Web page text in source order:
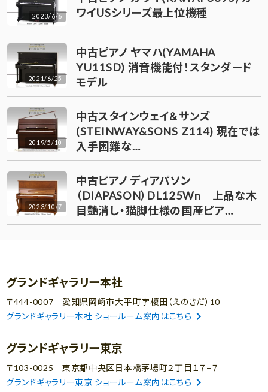
2023/6/6
ワイUSシリーズ最上位機種
2021/6/25
中古ピアノ ヤマハ(YAMAHA
YU11SD) 消音機能付！スタンダード
モデル
2019/5/10
中古スタインウェイ＆サンズ
(STEINWAY&SONS Z114) 現在では
入手困難な…
2023/10/7
中古ピアノ ディアパソン
（DIAPASON）DL125Wn 上品な木
目艶消し・猫脚仕様の国産ピア…
グランドギャラリー本社
〒444-0007 愛知県岡崎市大平町字榎田（えのきだ）10
グランドギャラリー本社 ショールーム案内はこちら
グランドギャラリー東京
〒103-0025 東京都中央区日本橋茅場町２丁目１７−７
グランドギャラリー東京 ショールーム案内はこちら